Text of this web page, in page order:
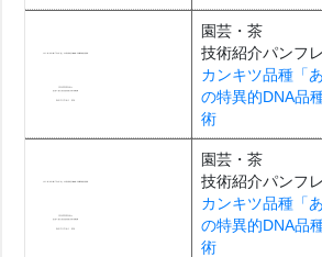
園芸・茶
技術紹介パンフ
カンキツ品種「あ
の特異的DNA品
術
園芸・茶
技術紹介パンフ
カンキツ品種「あ
の特異的DNA品
術